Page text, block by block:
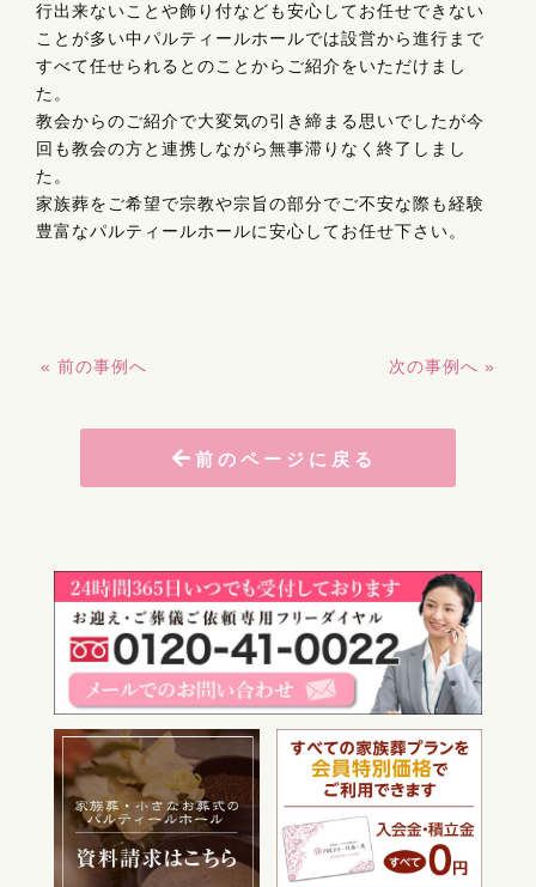
行出来ないことや飾り付なども安心してお任せできない
ことが多い中パルティールホールでは設営から進行まで
すべて任せられるとのことからご紹介をいただけまし
た。
教会からのご紹介で大変気の引き締まる思いでしたが今
回も教会の方と連携しながら無事滞りなく終了しまし
た。
家族葬をご希望で宗教や宗旨の部分でご不安な際も経験
豊富なパルティールホールに安心してお任せ下さい。
« 前の事例へ 次の事例へ »
前のページに戻る